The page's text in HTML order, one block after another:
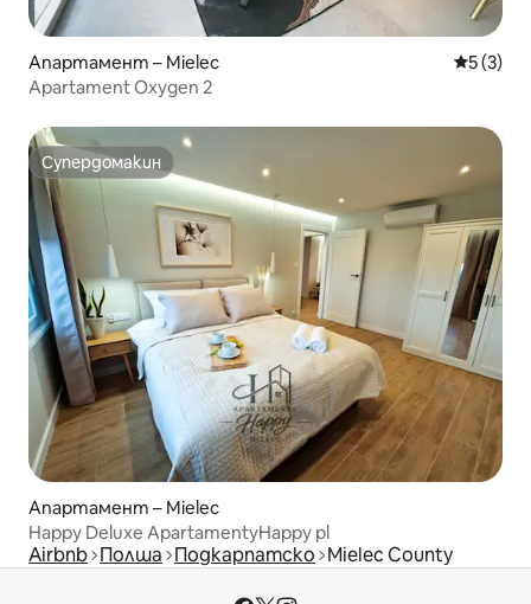
Апартамент – Mielec Средна
5 (3)
Apartament Oxygen 2
Супердомакин
Супердомакин
Апартамент – Mielec
Happy Deluxe ApartamentyHappy pl
Airbnb Полша Подкарпатско Mielec County